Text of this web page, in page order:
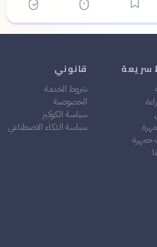
سريعة
جمهرة
قانوني
شروط الخدمة
الخصوصية
سياسة الكوكيز
سياسة الذكاء الاصطناعي